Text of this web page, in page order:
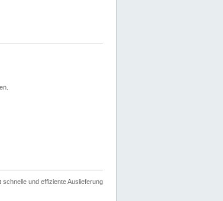
und effiziente Auslieferung